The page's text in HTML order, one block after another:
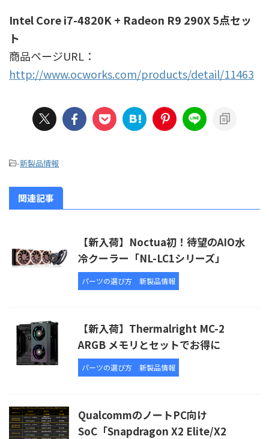
Intel Core i7-4820K + Radeon R9 290X 5点セッ
ト
商品ページURL：
http://www.ocworks.com/products/detail/11463
-新製品情報
関連記事
【新入荷】Noctua初！待望のAIO水
冷クーラー「NL-LC1シリーズ」
パーツの選び方 新製品情報
【新入荷】Thermalright MC-2
ARGB メモリとセットでお得に
パーツの選び方 新製品情報
QualcommのノートPC向け
SoC「Snapdragon X2 Elite/X2